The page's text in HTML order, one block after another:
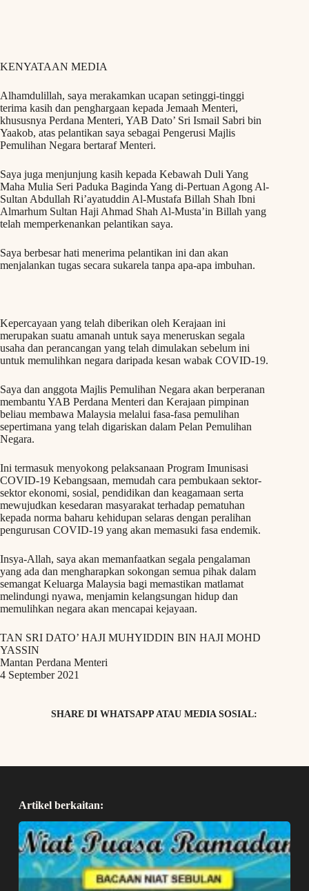
KENYATAAN MEDIA
Alhamdulillah, saya merakamkan ucapan setinggi-tinggi
terima kasih dan penghargaan kepada Jemaah Menteri,
khususnya Perdana Menteri, YAB Dato’ Sri Ismail Sabri bin
Yaakob, atas pelantikan saya sebagai Pengerusi Majlis
Pemulihan Negara bertaraf Menteri.
Saya juga menjunjung kasih kepada Kebawah Duli Yang
Maha Mulia Seri Paduka Baginda Yang di-Pertuan Agong Al-
Sultan Abdullah Ri’ayatuddin Al-Mustafa Billah Shah Ibni
Almarhum Sultan Haji Ahmad Shah Al-Musta’in Billah yang
telah memperkenankan pelantikan saya.
Saya berbesar hati menerima pelantikan ini dan akan
menjalankan tugas secara sukarela tanpa apa-apa imbuhan.
Kepercayaan yang telah diberikan oleh Kerajaan ini
merupakan suatu amanah untuk saya meneruskan segala
usaha dan perancangan yang telah dimulakan sebelum ini
untuk memulihkan negara daripada kesan wabak COVID-19.
Saya dan anggota Majlis Pemulihan Negara akan berperanan
membantu YAB Perdana Menteri dan Kerajaan pimpinan
beliau membawa Malaysia melalui fasa-fasa pemulihan
sepertimana yang telah digariskan dalam Pelan Pemulihan
Negara.
Ini termasuk menyokong pelaksanaan Program Imunisasi
COVID-19 Kebangsaan, memudah cara pembukaan sektor-
sektor ekonomi, sosial, pendidikan dan keagamaan serta
mewujudkan kesedaran masyarakat terhadap pematuhan
kepada norma baharu kehidupan selaras dengan peralihan
pengurusan COVID-19 yang akan memasuki fasa endemik.
Insya-Allah, saya akan memanfaatkan segala pengalaman
yang ada dan mengharapkan sokongan semua pihak dalam
semangat Keluarga Malaysia bagi memastikan matlamat
melindungi nyawa, menjamin kelangsungan hidup dan
memulihkan negara akan mencapai kejayaan.
TAN SRI DATO’ HAJI MUHYIDDIN BIN HAJI MOHD
YASSIN
Mantan Perdana Menteri
4 September 2021
SHARE DI WHATSAPP ATAU MEDIA SOSIAL:
Artikel berkaitan: